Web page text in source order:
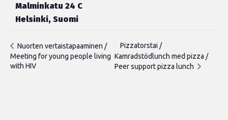
Malminkatu 24 C
Helsinki, Suomi
Nuorten vertaistapaaminen /
Meeting for young people living
with HIV
Pizzatorstai /
Kamradstödlunch med pizza /
Peer support pizza lunch